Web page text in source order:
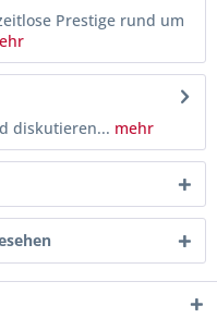
Prestige rund um
diskutieren... mehr